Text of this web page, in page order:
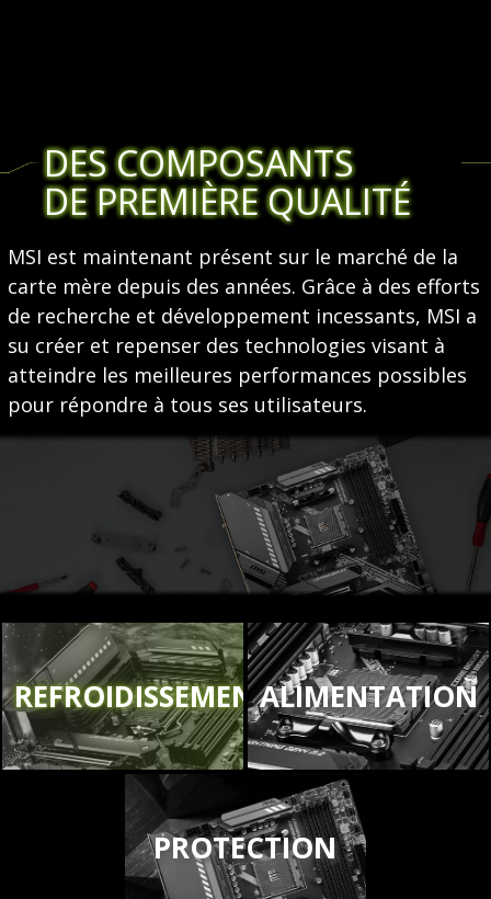
DES COMPOSANTS
DE PREMIÈRE QUALITÉ
MSI est maintenant présent sur le marché de la
carte mère depuis des années. Grâce à des efforts
de recherche et développement incessants, MSI a
su créer et repenser des technologies visant à
atteindre les meilleures performances possibles
pour répondre à tous ses utilisateurs.
REFROIDISSEMENTALIMENTATION
PROTECTION